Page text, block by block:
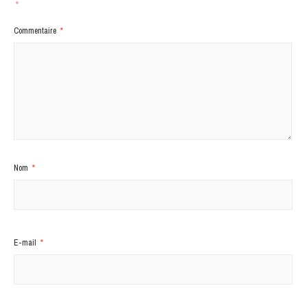
*
Commentaire *
Nom *
E-mail *